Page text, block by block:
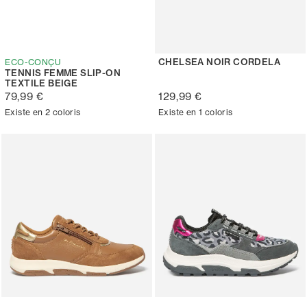
ECO-CONÇU
TENNIS FEMME SLIP-ON
TEXTILE BEIGE
79,99 €
Existe en 2 coloris
CHELSEA NOIR CORDELA
129,99 €
Existe en 1 coloris